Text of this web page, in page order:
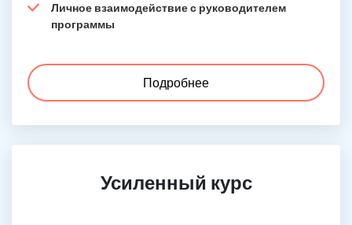
Личное взаимодействие с руководителем
программы
Подробнее
Усиленный курс